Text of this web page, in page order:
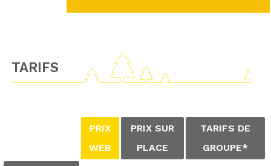
TARIFS
PRIX
WEB
PRIX SUR
PLACE
TARIFS DE
GROUPE*